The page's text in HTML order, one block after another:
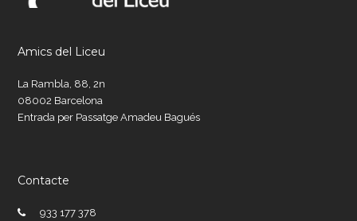
Amics del Liceu
La Rambla, 88, 2n
08002 Barcelona
Entrada per Passatge Amadeu Bagués
Contacte
933 177 378